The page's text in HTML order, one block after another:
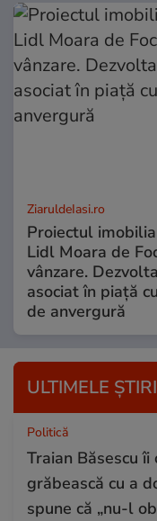
ZiaruldeIasi.ro
Proiectul
Lidl Moara de
vânzare.
asociat în piață
de anvergură
ULTIMELE ȘTIRI
Politică
Traian Băsescu
grăbească cu a
spune că „nu-l